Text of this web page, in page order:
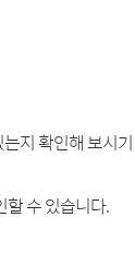
지 확인해 보시기
할 수 있습니다.